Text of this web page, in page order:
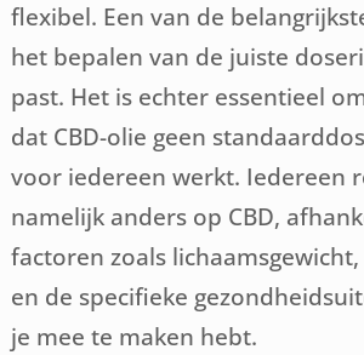
flexibel. Een van de
het bepalen van de juiste
past. Het is echter essentieel
dat CBD-olie geen
voor iedereen werkt. Iedereen
namelijk anders op CBD,
factoren zoals
en de specifieke
je mee te maken hebt.